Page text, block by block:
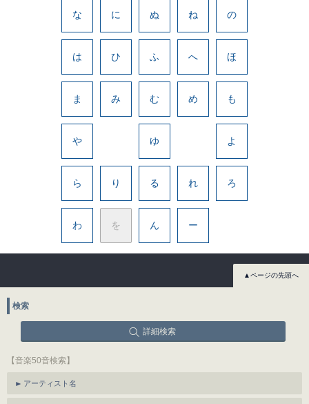
な に ぬ ね の
は ひ ふ へ ほ
ま み む め も
や ゆ よ
ら り る れ ろ
わ を ん ー
▲ページの先頭へ
検索
詳細検索
【音楽50音検索】
アーティスト名